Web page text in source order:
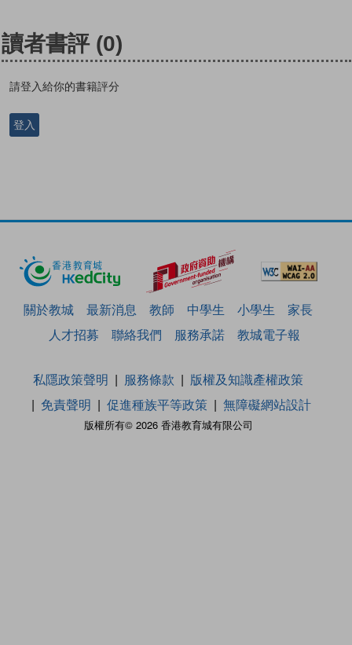
讀者書評 (0)
請登入給你的書籍評分
登入
關於教城 最新消息 教師 中學生 小學生
家長
人才招募
聯絡我們 服務承諾 教城電子報
版權所有© 2026 香港教育城有限公司
私隱政策聲明 服務條款
版權及知識產權政策
免責聲明
促進種族平等政策 無障礙網站設計